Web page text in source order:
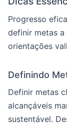
Progresso
definir metas a
orientações
Definindo
Definir metas
alcançáveis
sustentável.